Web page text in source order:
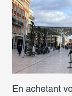
En achetant